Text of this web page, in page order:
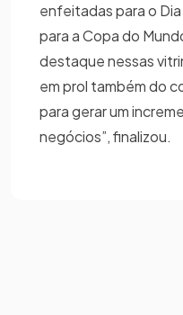
enfeitadas para o
para a Copa do
destaque nessas
em prol também do
para gerar um
negócios”, finalizou.